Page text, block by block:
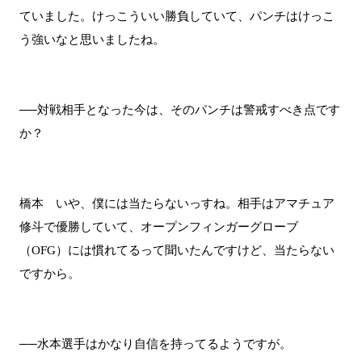
ていました。けっこういい勝負していて、パンチはけっこ
う強いなと思いましたね。
──対戦相手となった今は、そのパンチは警戒すべき点です
か？
橋本 いや、僕には当たらないっすね。相手はアマチュア
修斗で優勝していて、オープンフィンガーグローブ
（OFG）には慣れてるって聞いたんですけど、当たらない
ですから。
──水本選手はかなり自信を持ってるようですが。